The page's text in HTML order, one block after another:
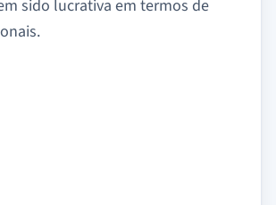
sido lucrativa em termos de